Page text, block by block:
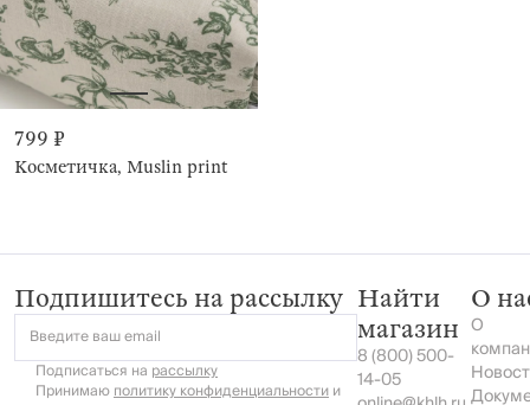
799 ₽
Косметичка, Muslin print
Подпишитесь на рассылку
Введите ваш email
Подписаться на рассылку
Принимаюполитику конфиденциальностии
Найти
магазин
8 (800) 500-
14-05
О
О